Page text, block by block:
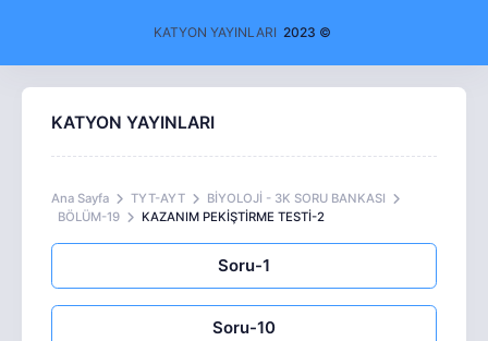
KATYON YAYINLARI 2023 ©
KATYON YAYINLARI
Ana Sayfa TYT-AYT
BİYOLOJİ - 3K SORU BANKASI
BÖLÜM-19
KAZANIM PEKİŞTİRME TESTİ-2
Soru-1
Soru-10